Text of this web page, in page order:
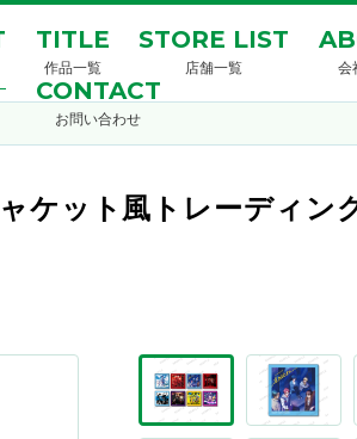
TITLE
作品一覧
STORE LIST
店舗一覧 会
CONTACT
お問い合わせ
ット風トレーディン